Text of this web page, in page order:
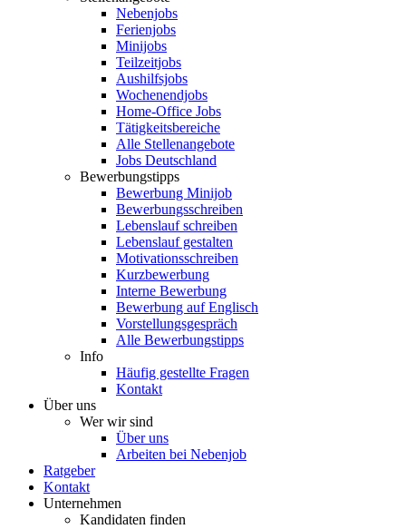
Nebenjobs
Ferienjobs
Minijobs
Teilzeitjobs
Aushilfsjobs
Wochenendjobs
Home-Office Jobs
Tätigkeitsbereiche
Alle Stellenangebote
Jobs Deutschland
Bewerbungstipps
Bewerbung Minijob
Bewerbungsschreiben
Lebenslauf schreiben
Lebenslauf gestalten
Motivationsschreiben
Kurzbewerbung
Interne Bewerbung
Bewerbung auf Englisch
Vorstellungsgespräch
Alle Bewerbungstipps
Info
Häufig gestellte Fragen
Kontakt
Über uns
Wer wir sind
Über uns
Arbeiten bei Nebenjob
Ratgeber
Kontakt
Unternehmen
Kandidaten finden